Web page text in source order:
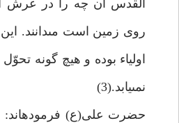
القدس آن چه را در عرش
روى زمين است مى‏دانند. اين
اولياء بوده و هيچ گونه
نمى‏يابد.(3)
حضرت على(ع) فرموده‏اند: